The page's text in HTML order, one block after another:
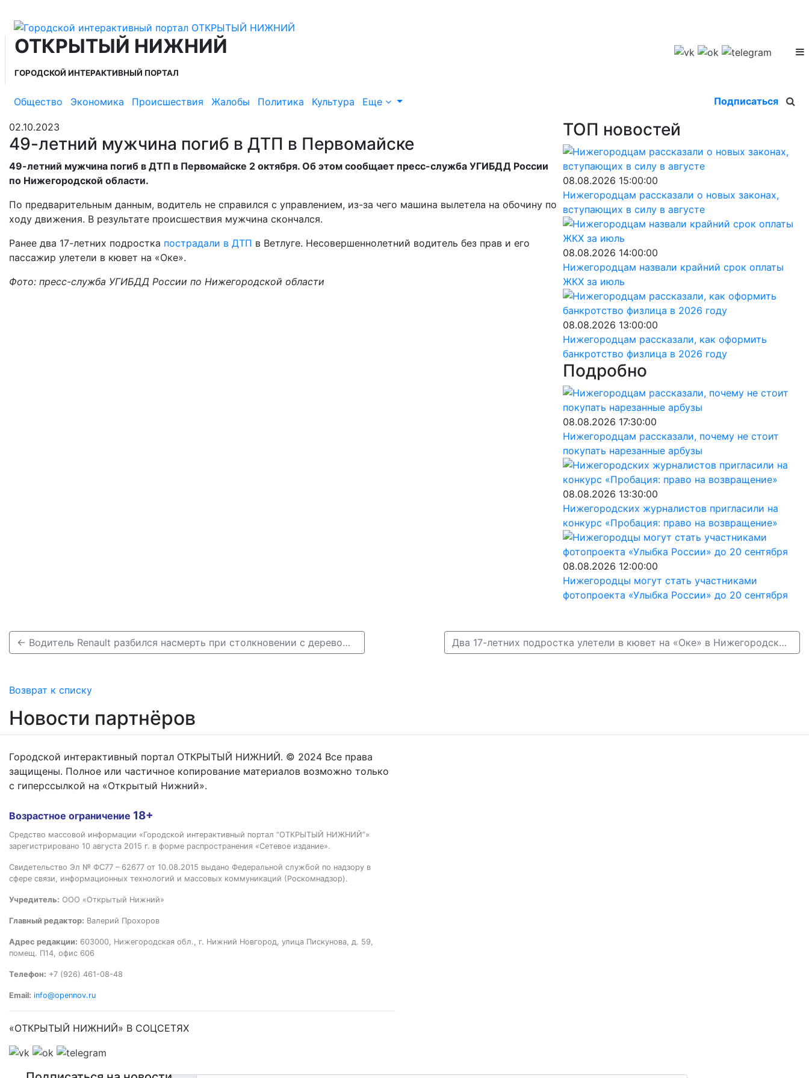
ОТКРЫТЫЙ НИЖНИЙ
ГОРОДСКОЙ ИНТЕРАКТИВНЫЙ ПОРТАЛ
Общество Экономика Происшествия Жалобы Политика Культура Еще Подписаться
02.10.2023
49-летний мужчина погиб в ДТП в Первомайске
49-летний мужчина погиб в ДТП в Первомайске 2 октября. Об этом сообщает пресс-служба УГИБДД России
по Нижегородской области.
По предварительным данным, водитель не справился с управлением, из-за чего машина вылетела на обочину по
ходу движения. В результате происшествия мужчина скончался.
Ранее два 17-летних подростка пострадали в ДТП в Ветлуге. Несовершеннолетний водитель без прав и его
пассажир улетели в кювет на «Оке».
Фото: пресс-служба УГИБДД России по Нижегородской области
ТОП новостей
08.08.2026 15:00:00
Нижегородцам рассказали о новых законах,
вступающих в силу в августе
08.08.2026 14:00:00
Нижегородцам назвали крайний срок оплаты
ЖКХ за июль
08.08.2026 13:00:00
Нижегородцам рассказали, как оформить
банкротство физлица в 2026 году
Подробно
08.08.2026 17:30:00
Нижегородцам рассказали, почему не стоит
покупать нарезанные арбузы
08.08.2026 13:30:00
Нижегородских журналистов пригласили на
конкурс «Пробация: право на возвращение»
08.08.2026 12:00:00
Нижегородцы могут стать участниками
фотопроекта «Улыбка России» до 20 сентября
← Водитель Renault разбился насмерть при столкновении с деревом в Нижегородской области Два 17-летних подростка улетели в кювет на «Оке» в Нижегородской области →
Возврат к списку
Новости партнёров
Городской интерактивный портал ОТКРЫТЫЙ НИЖНИЙ. © 2024 Все права
защищены. Полное или частичное копирование материалов возможно только
с гиперссылкой на «Открытый Нижний».
Возрастное ограничение 18+
Средство массовой информации «Городской интерактивный портал “ОТКРЫТЫЙ НИЖНИЙ”»
зарегистрировано 10 августа 2015 г. в форме распространения «Сетевое издание».
Свидетельство Эл № ФС77 – 62677 от 10.08.2015 выдано Федеральной службой по надзору в
сфере связи, информационных технологий и массовых коммуникаций (Роскомнадзор).
Учредитель: ООО «Открытый Нижний»
Главный редактор: Валерий Прохоров
Адрес редакции: 603000, Нижегородская обл., г. Нижний Новгород, улица Пискунова, д. 59,
помещ. П14, офис 606
Телефон: +7 (926) 461-08-48
Email: info@opennov.ru
«ОТКРЫТЫЙ НИЖНИЙ» В СОЦСЕТЯХ